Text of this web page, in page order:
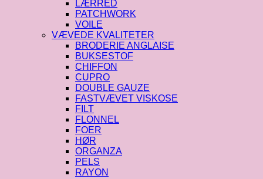
LÆRRED
PATCHWORK
VOILE
VÆVEDE KVALITETER
BRODERIE ANGLAISE
BUKSESTOF
CHIFFON
CUPRO
DOUBLE GAUZE
FASTVÆVET VISKOSE
FILT
FLONNEL
FOER
HØR
ORGANZA
PELS
RAYON